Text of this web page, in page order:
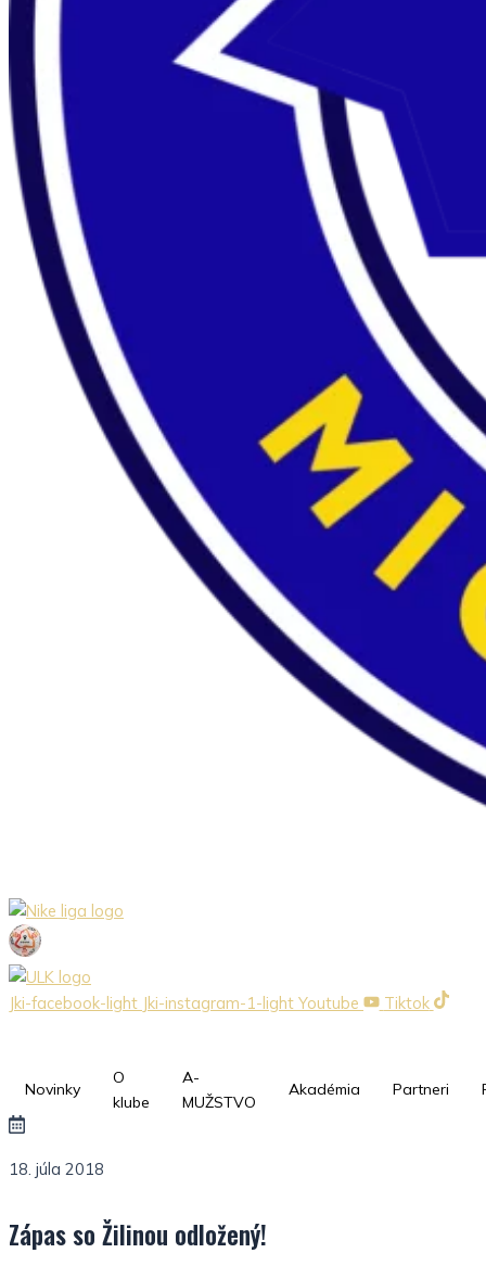
Jki-facebook-light Jki-instagram-1-light Youtube Tiktok
Novinky
O
klube
A-
MUŽSTVO
Akadémia Partneri
18. júla 2018
Zápas so Žilinou odložený!